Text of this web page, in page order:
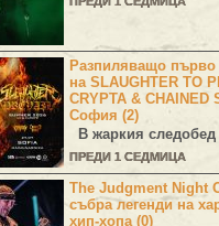
Разпиляващо първо
на SLAUGHTER TO
CRYPTA & CHAINED
София (2)
В жаркия
ПРЕДИ 1 СЕДМИЦА
The Judgment Night
събра легенди на
хип-хопа (0)